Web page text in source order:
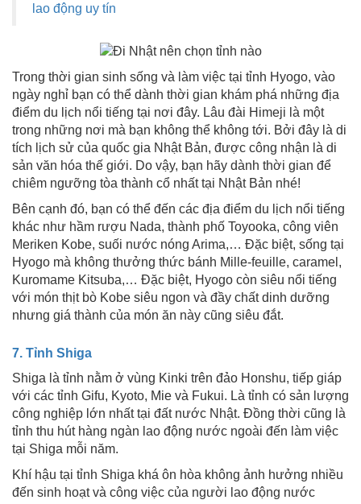
lao động uy tín
Trong thời gian sinh sống và làm việc tại tỉnh Hyogo, vào
ngày nghỉ bạn có thể dành thời gian khám phá những địa
điểm du lịch nổi tiếng tại nơi đây. Lâu đài Himeji là một
trong những nơi mà bạn không thể không tới. Bởi đây là di
tích lịch sử của quốc gia Nhật Bản, được công nhận là di
sản văn hóa thế giới. Do vậy, bạn hãy dành thời gian để
chiêm ngưỡng tòa thành cổ nhất tại Nhật Bản nhé!
Bên cạnh đó, bạn có thể đến các địa điểm du lịch nổi tiếng
khác như hầm rượu Nada, thành phố Toyooka, công viên
Meriken Kobe, suối nước nóng Arima,… Đặc biệt, sống tại
Hyogo mà không thưởng thức bánh Mille-feuille, caramel,
Kuromame Kitsuba,… Đặc biệt, Hyogo còn siêu nổi tiếng
với món thịt bò Kobe siêu ngon và đầy chất dinh dưỡng
nhưng giá thành của món ăn này cũng siêu đắt.
7. Tỉnh Shiga
Shiga là tỉnh nằm ở vùng Kinki trên đảo Honshu, tiếp giáp
với các tỉnh Gifu, Kyoto, Mie và Fukui. Là tỉnh có sản lượng
công nghiệp lớn nhất tại đất nước Nhật. Đồng thời cũng là
tỉnh thu hút hàng ngàn lao động nước ngoài đến làm việc
tại Shiga mỗi năm.
Khí hậu tại tỉnh Shiga khá ôn hòa không ảnh hưởng nhiều
đến sinh hoạt và công việc của người lao động nước